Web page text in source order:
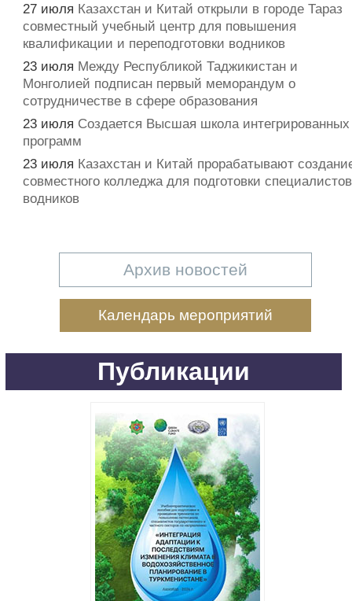
27 июля Казахстан и Китай открыли в городе Тараз
совместный учебный центр для повышения
квалификации и переподготовки водников
23 июля Между Республикой Таджикистан и
Монголией подписан первый меморандум о
сотрудничестве в сфере образования
23 июля Создается Высшая школа интегрированных
программ
23 июля Казахстан и Китай прорабатывают
совместного колледжа для подготовки
водников
Архив новостей
Календарь мероприятий
Публикации